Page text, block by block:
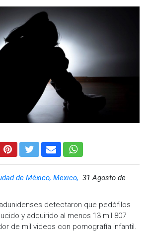
de México, Mexico, 31 Agosto de
detectaron que pedófilos
y adquirido al menos 13 mil 807
de mil videos con pornografía infantil.